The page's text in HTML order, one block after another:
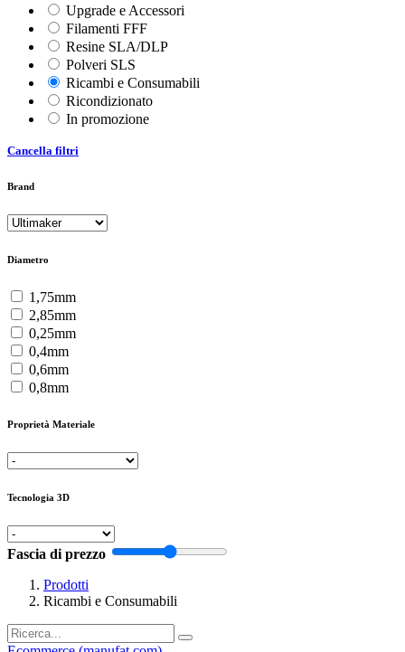
Upgrade e Accessori
Filamenti FFF
Resine SLA/DLP
Polveri SLS
Ricambi e Consumabili
Ricondizionato
In promozione
Cancella filtri
Brand
Diametro
1,75mm
2,85mm
0,25mm
0,4mm
0,6mm
0,8mm
Proprietà Materiale
Tecnologia 3D
Fascia di prezzo
Prodotti
Ricambi e Consumabili